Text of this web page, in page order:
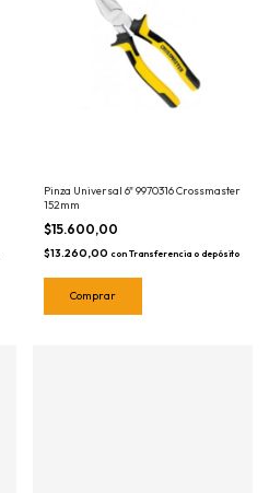
Pinza Universal 6" 9970316 Crossmaster
152mm
$15.600,00
$13.260,00 con Transferencia o depósito